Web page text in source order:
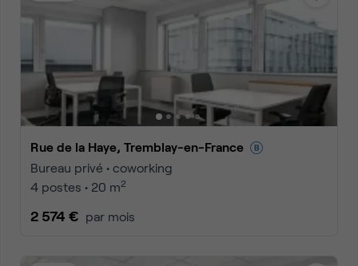
Rue de la Haye, Tremblay-en-France
Bureau privé • coworking
4 postes • 20 m2
2 574 € par mois